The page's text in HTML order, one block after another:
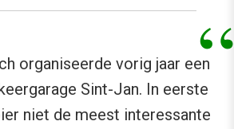
organiseerde vorig jaar een
Sint-Jan. In eerste
niet de meest interessante